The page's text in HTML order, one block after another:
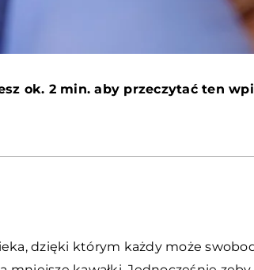
ok. 2 min. aby przeczytać ten
dzięki którym każdy może